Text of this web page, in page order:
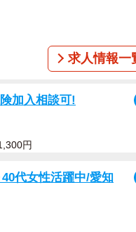
、Instagramよりキャプチャ撮
た。
求人情報一
加入相談可!
円
代女性活躍中/愛知